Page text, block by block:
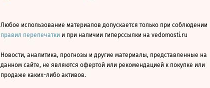
Любое использование материалов допускается только при соблюдении
правил перепечатки и при наличии гиперссылки на vedomosti.ru
Новости, аналитика, прогнозы и другие материалы, представленные на
данном сайте, не являются офертой или рекомендацией к покупке или
продаже каких-либо активов.